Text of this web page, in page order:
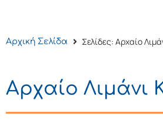
Αρχική Σελίδα Σελίδες: Αρχαίο
Αρχαίο Λιμάνι